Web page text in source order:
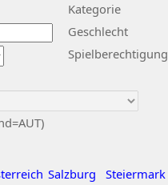
Kategorie
Geschlecht
Spielberechtigung
Salzburg Steiermark